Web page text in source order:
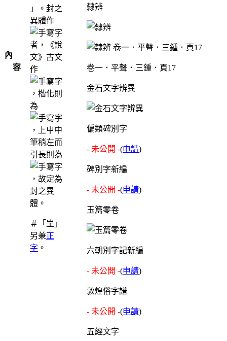
內
容
」。封之
異體作
者，《說
文》古文
作
，楷化則
為
，上屮中
筆稍左而
引長則為
，故定為
封之異
體。
＃「㞷」
另兼正
字 。
隸辨
卷一．平聲．三鍾．頁17
金石文字辨異
偏類碑別字
- 未公開 -(申請)
碑別字新編
- 未公開 -(申請)
玉篇零卷
六朝別字記新編
- 未公開 -(申請)
敦煌俗字譜
- 未公開 -(申請)
五經文字